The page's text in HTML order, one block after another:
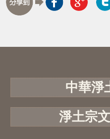
中華淨
淨土宗